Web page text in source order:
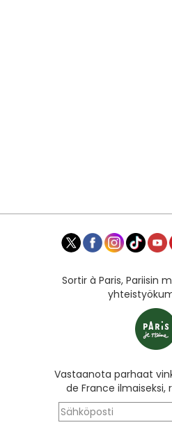
Sortir à Paris, Pariisin
Vastaanota parhaat
de France ilmaiseksi,